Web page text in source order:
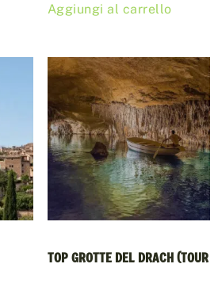
Aggiungi al carrello
TOP GROTTE DEL DRACH (TOUR